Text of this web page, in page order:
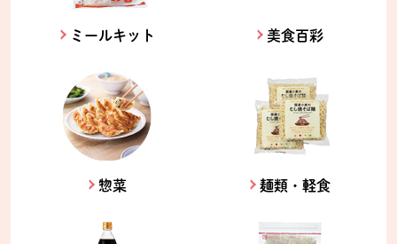
ミールキット 美食百彩
惣菜 麺類・軽食